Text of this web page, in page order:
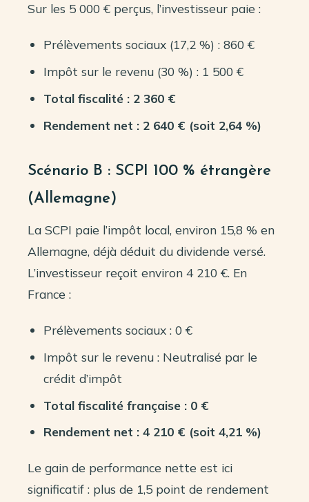
Sur les 5 000 € perçus, l’investisseur paie :
Prélèvements sociaux (17,2 %) : 860 €
Impôt sur le revenu (30 %) : 1 500 €
Total fiscalité : 2 360 €
Rendement net : 2 640 € (soit 2,64 %)
Scénario B : SCPI 100 % étrangère
(Allemagne)
La SCPI paie l’impôt local, environ 15,8 % en
Allemagne, déjà déduit du dividende versé.
L’investisseur reçoit environ 4 210 €. En
France :
Prélèvements sociaux : 0 €
Impôt sur le revenu : Neutralisé par le
crédit d’impôt
Total fiscalité française : 0 €
Rendement net : 4 210 € (soit 4,21 %)
Le gain de performance nette est ici
significatif : plus de 1,5 point de rendement